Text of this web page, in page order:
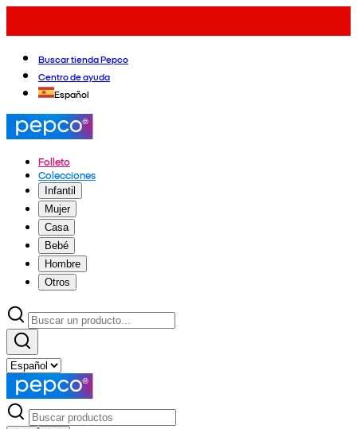
Buscar tienda Pepco
Centro de ayuda
Español
Folleto
Colecciones
Infantil
Mujer
Casa
Bebé
Hombre
Otros